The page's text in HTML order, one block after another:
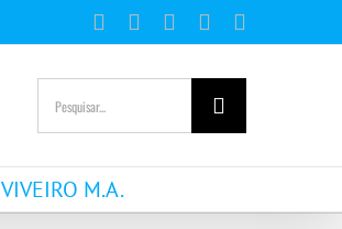
FacebookInstagramYouTubeWhatsApp
mail
Buscar
resultados
para:
VIVEIRO M.A.